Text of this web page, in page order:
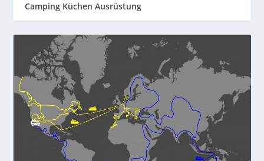
Camping Küchen Ausrüstung